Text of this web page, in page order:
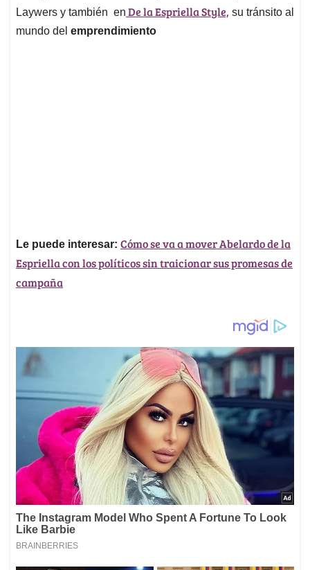
Laywers y también en De la Espriella Style, su tránsito al
mundo del emprendimiento
Le puede interesar: Cómo se va a mover Abelardo de la
Espriella con los políticos sin traicionar sus promesas de
campaña